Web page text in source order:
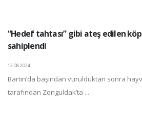
“Hedef tahtası” gibi ateş edilen
sahiplendi
12.08.2024
Bartın’da başından vurulduktan sonra
tarafından Zonguldak’ta ...